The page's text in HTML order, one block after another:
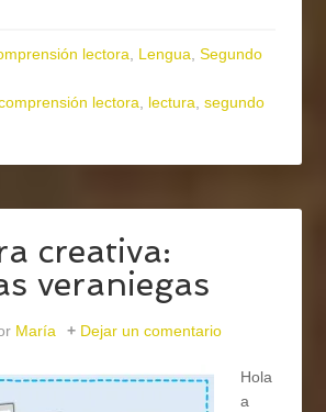
lectora, Lengua,Segundo
lectora, lectura,segundo
creativa:
veraniegas
María Dejar un comentario
Hola
a